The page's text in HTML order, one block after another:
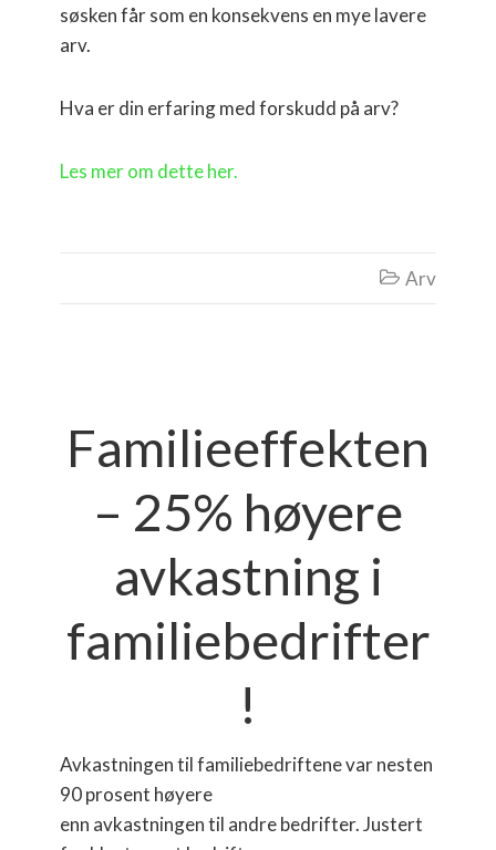
søsken får som en konsekvens en mye lavere
arv.
Hva er din erfaring med forskudd på arv?
Les mer om dette her.
 Arv
Familieeffekten
– 25% høyere
avkastning i
familiebedrifter
!
Avkastningen til familiebedriftene var nesten
90 prosent høyere
enn avkastningen til andre bedrifter. Justert